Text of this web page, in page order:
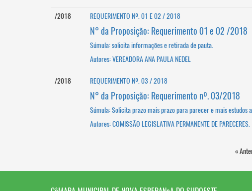
/2018 REQUERIMENTO Nº. 01 E 02 / 2018
N° da Proposição: Requerimento 01 e 02 /2018
Súmula: solicita informações e retirada de pauta.
Autores: VEREADORA ANA PAULA NEDEL
/2018 REQUERIMENTO Nº. 03 / 2018
N° da Proposição: Requerimento nº. 03/2018
Súmula: Solicita prazo mais prazo para parecer e mais
Autores: COMISSÃO LEGISLATIVA PERMANENTE DE PARECERES.
«